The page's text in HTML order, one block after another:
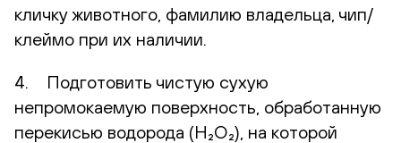
кличку животного, фамилию владельца, чип/
клеймо при их наличии.
4. Подготовить чистую сухую
непромокаемую поверхность, обработанную
перекисью водорода (H₂O₂), на которой